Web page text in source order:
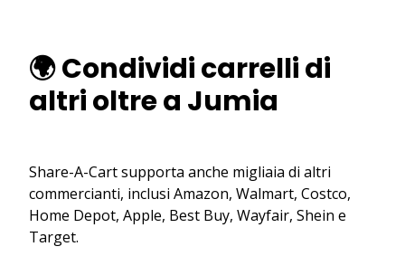
🌍 Condividi carrelli di
altri oltre a Jumia
Share-A-Cart supporta anche migliaia di altri
commercianti, inclusi Amazon, Walmart, Costco,
Home Depot, Apple, Best Buy, Wayfair, Shein e
Target.